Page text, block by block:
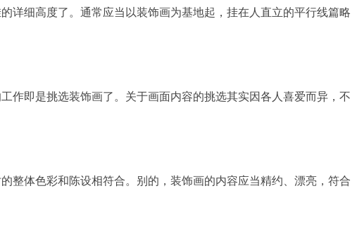
详细高度了。通常应当以装饰画为基地起，挂在人直立的平行线篇略
作即是挑选装饰画了。关于画面内容的挑选其实因各人喜爱而异，不
整体色彩和陈设相符合。别的，装饰画的内容应当精约、漂亮，符合